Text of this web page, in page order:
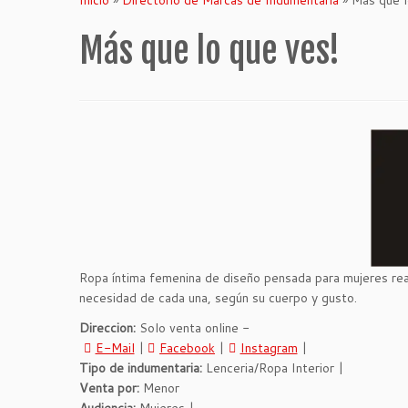
Más que lo que ves!
Ropa íntima femenina de diseño pensada para mujeres
necesidad de cada una, según su cuerpo y gusto.
Direccion: Solo venta online -
E-Mail | Facebook | Instagram |
Tipo de indumentaria: Lenceria/Ropa Interior |
Venta por: Menor